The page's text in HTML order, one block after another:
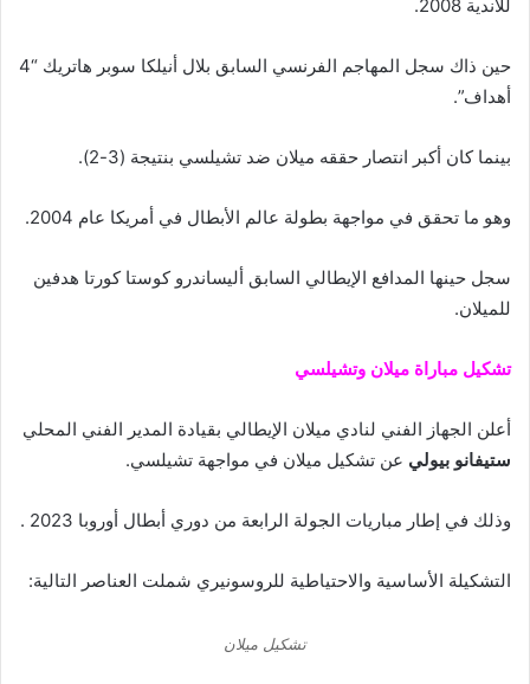
للأندية 2008.
حين ذاك سجل المهاجم الفرنسي السابق بلال أنيلكا سوبر هاتريك “4
أهداف”.
بينما كان أكبر انتصار حققه ميلان ضد تشيلسي بنتيجة (3-2).
وهو ما تحقق في مواجهة بطولة عالم الأبطال في أمريكا عام 2004.
سجل حينها المدافع الإيطالي السابق أليساندرو كوستا كورتا هدفين
للميلان.
تشكيل مباراة ميلان وتشيلسي
أعلن الجهاز الفني لنادي ميلان الإيطالي بقيادة المدير الفني المحلي
ستيفانو بيولي عن تشكيل ميلان في مواجهة تشيلسي.
وذلك في إطار مباريات الجولة الرابعة من دوري أبطال أوروبا 2023 .
التشكيلة الأساسية والاحتياطية للروسونيري شملت العناصر التالية:
تشكيل ميلان